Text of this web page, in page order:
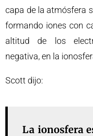
capa de la atmósfera
formando iones con
altitud de los
negativa, en la
Scott dijo:
La ionosfera